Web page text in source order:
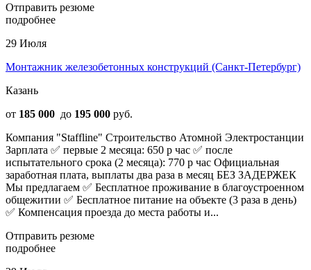
Отправить резюме
подробнее
29 Июля
Монтажник железобетонных конструкций (Санкт-Петербург)
Казань
от 185 000 до 195 000 руб.
Компания "Staffline" Строительство Атомной Электростанции
Зарплата ✅ первые 2 месяца: 650 р час ✅ после
испытательного срока (2 месяца): 770 р час Официальная
заработная плата, выплаты два раза в месяц БЕЗ ЗАДЕРЖЕК
Мы предлагаем ✅ Бесплатное проживание в благоустроенном
общежитии ✅ Бесплатное питание на объекте (3 раза в день)
✅ Компенсация проезда до места работы и...
Отправить резюме
подробнее